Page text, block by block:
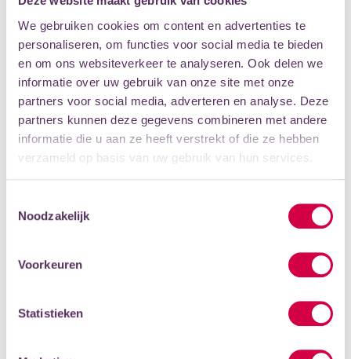
We gebruiken cookies om content en advertenties te
personaliseren, om functies voor social media te bieden
en om ons websiteverkeer te analyseren. Ook delen we
informatie over uw gebruik van onze site met onze
partners voor social media, adverteren en analyse. Deze
partners kunnen deze gegevens combineren met andere
informatie die u aan ze heeft verstrekt of die ze hebben
verzameld op basis van uw gebruik van hun services.
Noodzakelijk
Voorkeuren
Statistieken
vele bezettingen.
Beginnende muziekleerlingen starten met samenspel bij
de volgende samenspellessen:
> kinderen (6 tot 10 jaar) >Groepsles voor Beginners,
muziek
> volwassenen (18+) >Flexband voor volwassenen
Je kunt altijd contact met
opnemen
SCHRIJF JE IN